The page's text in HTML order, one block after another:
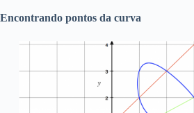
Encontrando pontos da curva